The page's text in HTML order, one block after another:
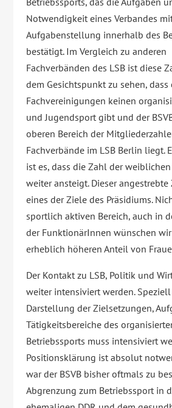
Notwendigkeit eines Verbandes
Aufgabenstellung innerhalb des
bestätigt. Im Vergleich zu anderen
Fachverbänden des LSB ist diese
dem Gesichtspunkt zu sehen, dass
Fachvereinigungen keinen
und Jugendsport gibt und der
oberen Bereich der
Fachverbände im LSB Berlin liegt.
ist es, dass die Zahl der
weiter ansteigt. Dieser angestrebte
eines der Ziele des Präsidiums.
sportlich aktiven Bereich, auch in
der FunktionärInnen wünschen
erheblich höheren Anteil von
Der Kontakt zu LSB, Politik und
weiter intensiviert werden.
Darstellung der Zielsetzungen,
Tätigkeitsbereiche des
Betriebssports muss intensiviert
Positionsklärung ist absolut
war der BSVB bisher oftmals zu
Abgrenzung zum Betriebssport in